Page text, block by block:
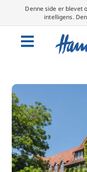
Denne side er blevet
intelligens.